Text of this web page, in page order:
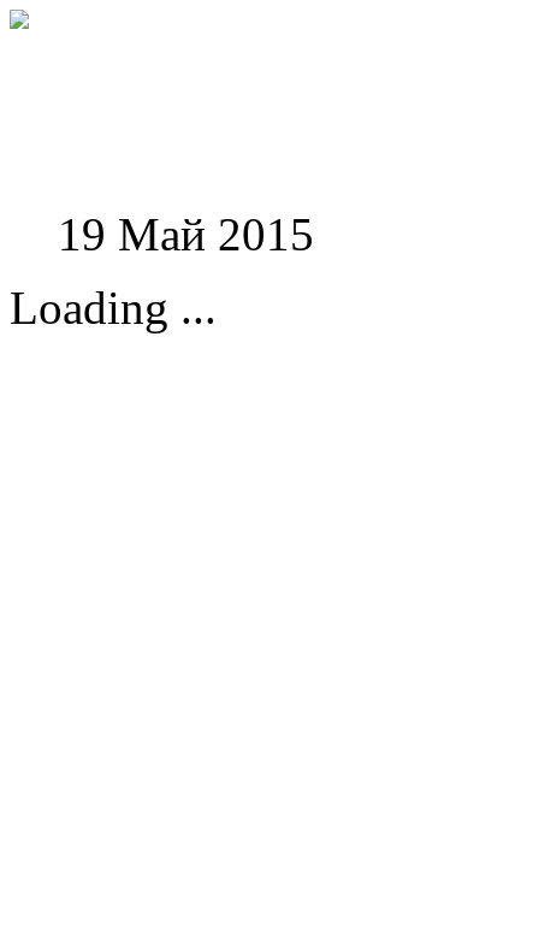
19 Май 2015
Loading ...